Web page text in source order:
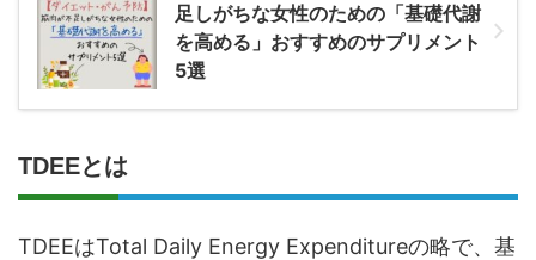
足しがちな女性のための「基礎代謝
を高める」おすすめのサプリメント
5選
TDEEとは
TDEEはTotal Daily Energy Expenditureの略で、基